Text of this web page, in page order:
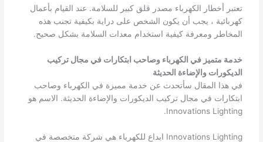
تعتبر أخطار الكهرباء مصدر قلق كبير للسلامة. عند القيام بأعمال
كهربائية ، يجب أن يكون الشخص على دراية بكيفية تجنب هذه
المخاطر ومعرفة كيفية استخدام معدات السلامة بشكل صحيح.
خدمة متميز في الكهرباء وصاحب ابتكارات في مجال تركيب
الديكورات والإضاءة الحديثة
في هذا المقال سأتحدث عن خدمة مميزة في الكهرباء وصاحب
ابتكارات في مجال تركيب الديكورات والإضاءة الحديثة. الاسم هو
Innovations Lighting.
Innovations Lighting ابداع للكهرباء هي شركة متخصصة في